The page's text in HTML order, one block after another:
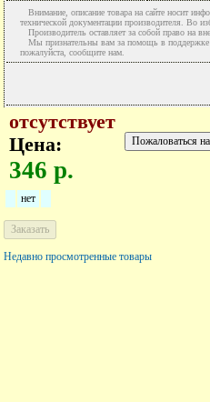
Внимание, описание товара на сайте носит
технической документации производителя. Во
Производитель оставляет за собой право на
Мы признательны вам за помощь в поддержке
пожалуйста, сообщите нам.
отсутствует
Цена:
346 р.
нет
Недавно просмотренные товары